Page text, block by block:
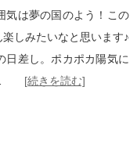
気は夢の国のよう！この
しみたいなと思います♪
日差し。ポカポカ陽気に
… [続きを読む]